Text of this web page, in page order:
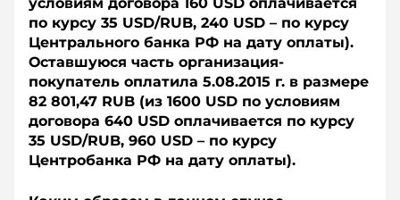
по курсу 35 USD/RUB, 240 USD – по курсу
Центрального банка РФ на дату оплаты).
Оставшуюся часть организация-
покупатель оплатила 5.08.2015 г. в размере
82 801,47 RUB (из 1600 USD по условиям
договора 640 USD оплачивается по курсу
35 USD/RUB, 960 USD – по курсу
Центробанка РФ на дату оплаты).